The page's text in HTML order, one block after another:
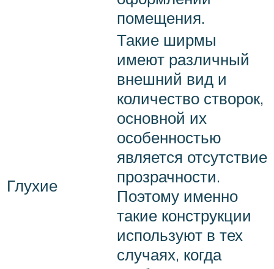
помещения.
Глухие
Такие ширмы
имеют различный
внешний вид и
количество створок,
основной их
особенностью
является отсутствие
прозрачности.
Поэтому именно
такие конструкции
используют в тех
случаях, когда